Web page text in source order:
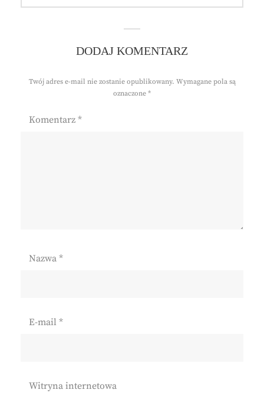
DODAJ KOMENTARZ
Twój adres e-mail nie zostanie opublikowany. Wymagane pola są
oznaczone *
Komentarz *
Nazwa *
E-mail *
Witryna internetowa